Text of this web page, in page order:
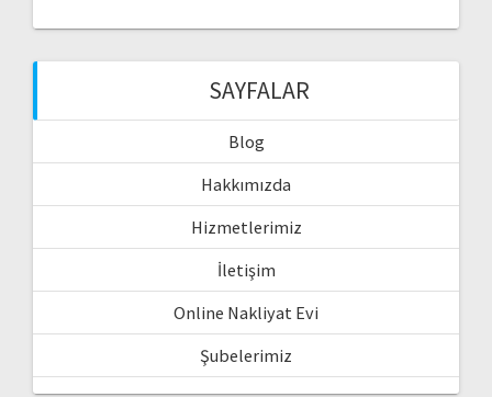
SAYFALAR
Blog
Hakkımızda
Hizmetlerimiz
İletişim
Online Nakliyat Evi
Şubelerimiz